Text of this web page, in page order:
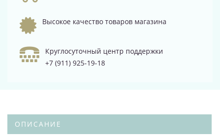
Высокое качество товаров магазина
Круглосуточный центр поддержки
+7 (911) 925-19-18
ОПИСАНИЕ